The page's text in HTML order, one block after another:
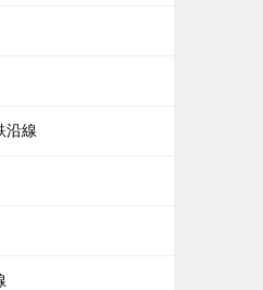
沿線